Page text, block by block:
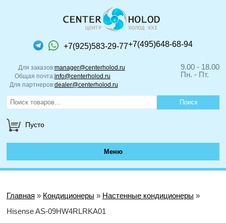
+7(925)583-29-77+7(495)648-68-94
Для заказов:manager@centerholod.ru
Общая почта:info@centerholod.ru
Для партнеров:dealer@centerholod.ru
9.00 - 18.00
Пн. - Пт.
Пусто
Меню
Главная » Кондиционеры » Настенные кондиционеры »
Hisense AS-09HW4RLRKA01